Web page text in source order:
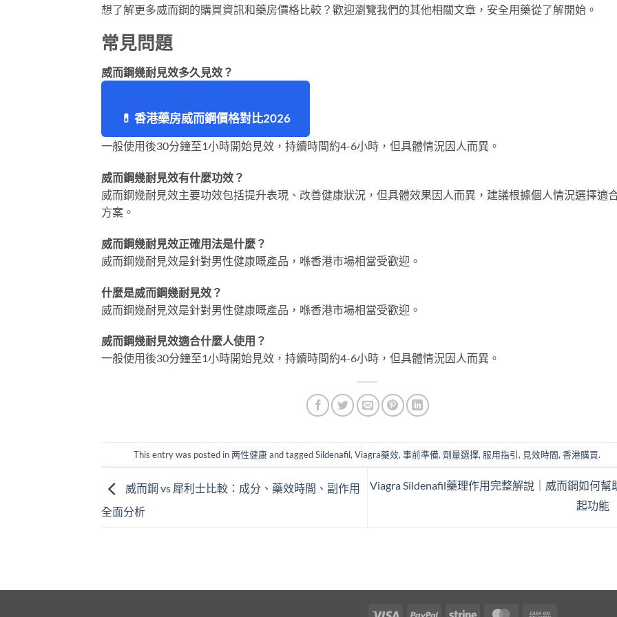
想了解更多威而鋼的購買資訊和藥房價格比較？歡迎瀏覽我們的其他相關文章，安全用藥從了解開始。
常見問題
威而鋼幾耐見效多久見效？
💊 香港藥房威而鋼價格對比2026
一般使用後30分鐘至1小時開始見效，持續時間約4-6小時，但具體情況因人而異。
威而鋼幾耐見效有什麼功效？
威而鋼幾耐見效主要功效包括提升表現、改善健康狀況，但具體效果因人而異，建議根據個人情況選擇適
方案。
威而鋼幾耐見效正確用法是什麼？
威而鋼幾耐見效是針對男性健康嘅產品，喺香港市場相當受歡迎。
什麼是威而鋼幾耐見效？
威而鋼幾耐見效是針對男性健康嘅產品，喺香港市場相當受歡迎。
威而鋼幾耐見效適合什麼人使用？
一般使用後30分鐘至1小時開始見效，持續時間約4-6小時，但具體情況因人而異。
This entry was posted in两性健康and taggedSildenafil,Viagra藥效,事前準備,劑量選擇, 服用指引, 見效時間,香港購買.
威而鋼 vs 犀利士比較：成分、藥效時間、副作用
全面分析
Viagra Sildenafil藥理作用完整解說｜威而鋼如何幫
起功能
Visa PayPal Stripe MasterCard